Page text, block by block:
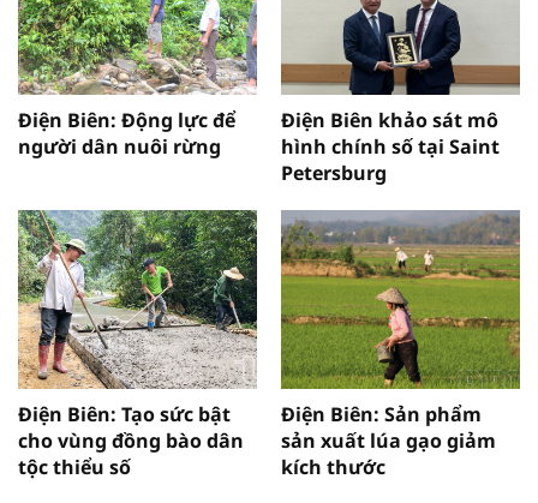
Điện Biên: Động lực để
người dân nuôi rừng
Điện Biên khảo sát mô
hình chính số tại Saint
Petersburg
Điện Biên: Tạo sức bật
cho vùng đồng bào dân
tộc thiểu số
Điện Biên: Sản phẩm
sản xuất lúa gạo giảm
kích thước